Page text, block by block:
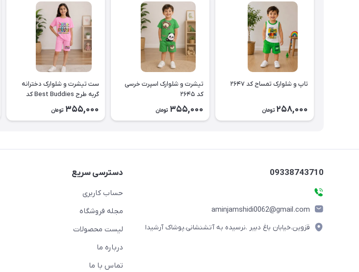
تاپ و شلوارک تمساح کد ۲۶۴۷
258,000 تومان
تیشرت و شلوارک اسپرت خرسی
کد ۲۶۴۵
355,000 تومان
ست تیشرت و شلوارک دخترانه
گربه طرح Best Buddies کد
355,000 تومان
09338743710
aminjamshidi0062@gmail.com
قزوین.خیابان باغ دبیر .نرسیده به آتشنشانی.پوشاک آرشیدا
دسترسی سریع
حساب کاربری
مجله فروشگاه
لیست محصولات
درباره ما
تماس با ما